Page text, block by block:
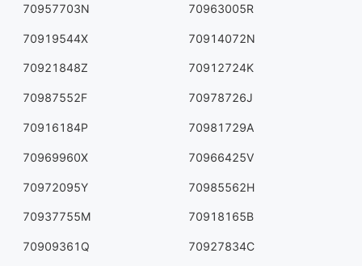
70957703N 70963005R
70919544X 70914072N
70921848Z 70912724K
70987552F 70978726J
70916184P 70981729A
70969960X 70966425V
70972095Y 70985562H
70937755M 70918165B
70909361Q 70927834C